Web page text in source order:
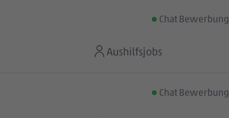
Chat Bewerbung
Aushilfsjobs
Chat Bewerbung